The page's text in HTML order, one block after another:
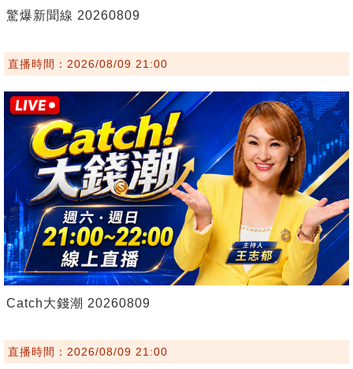
驚爆新聞線 20260809
直播時間：2026/08/09 21:00
Catch大錢潮 20260809
直播時間：2026/08/09 21:00